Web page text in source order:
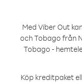
Med Viber Out
och Tobago från
Tobago -
Köp kreditpaket